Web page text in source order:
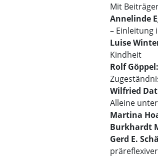
Mit
Annelinde
– Einleitung
Luise
Kindheit
Rolf Göppel:
Wilfried
Alleine
Martina
Burkhardt
Gerd E.